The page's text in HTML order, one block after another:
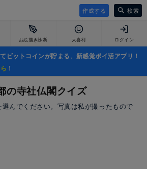
作成する 検索
お絵描き診断 大喜利 ログイン
ビットコインが貯まる、新感覚ポイ活アプリ！
！
の寺社仏閣クイズ
んでください。写真は私が撮ったもので